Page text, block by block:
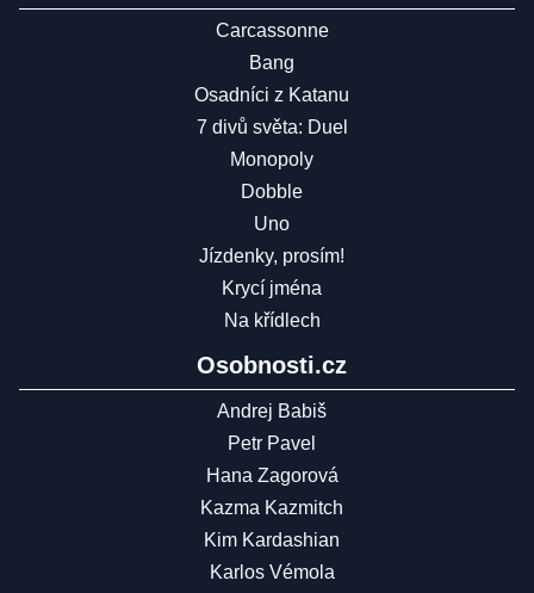
Carcassonne
Bang
Osadníci z Katanu
7 divů světa: Duel
Monopoly
Dobble
Uno
Jízdenky, prosím!
Krycí jména
Na křídlech
Osobnosti.cz
Andrej Babiš
Petr Pavel
Hana Zagorová
Kazma Kazmitch
Kim Kardashian
Karlos Vémola